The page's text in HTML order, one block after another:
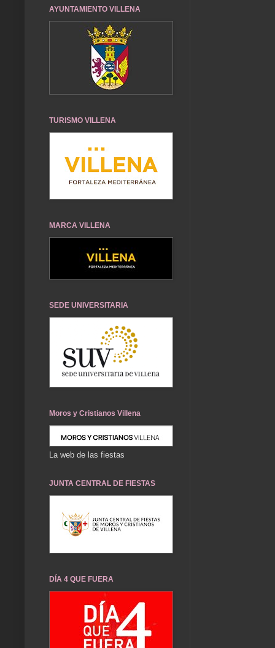
AYUNTAMIENTO VILLENA
TURISMO VILLENA
MARCA VILLENA
SEDE UNIVERSITARIA
Moros y Cristianos Villena
La web de las fiestas
JUNTA CENTRAL DE FIESTAS
DÍA 4 QUE FUERA